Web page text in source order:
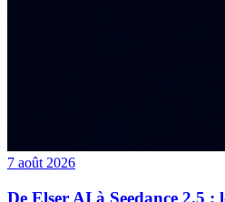
7 août 2026
De Elser AI à Seedance 2.5